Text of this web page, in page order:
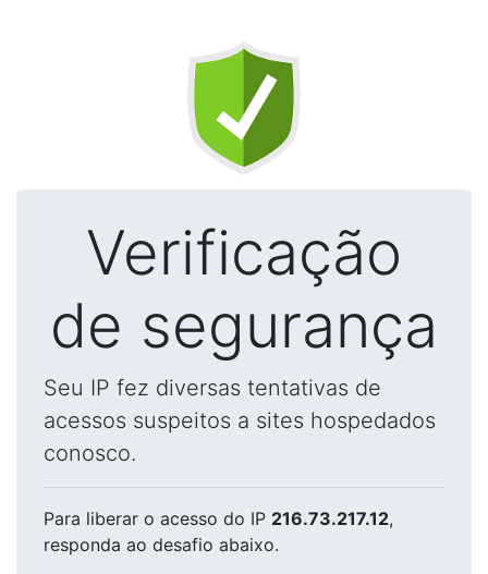
Verificação
de segurança
Seu IP fez diversas tentativas de
acessos suspeitos a sites hospedados
conosco.
Para liberar o acesso do IP 216.73.217.12,
responda ao desafio abaixo.